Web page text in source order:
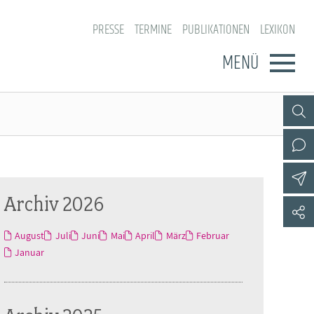
PRESSE TERMINE PUBLIKATIONEN LEXIKON
MENÜ
Archiv 2026
August Juli Juni Mai April März
Februar
Januar